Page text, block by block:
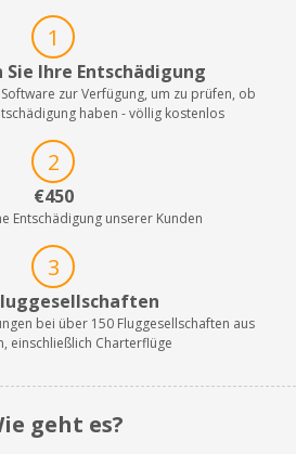
1
Ihre Entschädigung
zur Verfügung, um zu prüfen, ob
haben - völlig kostenlos
2
€450
Entschädigung unserer Kunden
3
bei über 150 Fluggesellschaften aus
einschließlich Charterflüge
geht es?